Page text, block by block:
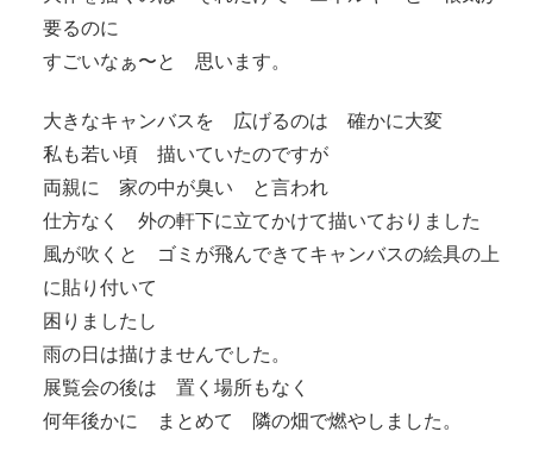
要るのに
すごいなぁ〜と 思います。
大きなキャンバスを 広げるのは 確かに大変
私も若い頃 描いていたのですが
両親に 家の中が臭い と言われ
仕方なく 外の軒下に立てかけて描いておりました
風が吹くと ゴミが飛んできてキャンバスの絵具の上
に貼り付いて
困りましたし
雨の日は描けませんでした。
展覧会の後は 置く場所もなく
何年後かに まとめて 隣の畑で燃やしました。